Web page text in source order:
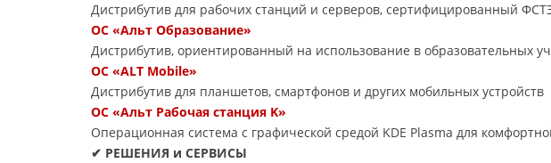
Дистрибутив для рабочих станций и серверов, сертифицированный
ОС «Альт Образование»
Дистрибутив, ориентированный на использование в образовательных
ОС «ALT Mobile»
Дистрибутив для планшетов, смартфонов и других мобильных устройств
ОС «Альт Рабочая станция K»
Операционная система с графической средой KDE Plasma для
✔ РЕШЕНИЯ и СЕРВИСЫ